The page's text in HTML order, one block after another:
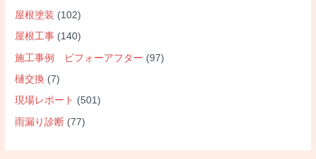
屋根塗装 (102)
屋根工事 (140)
施工事例 ビフォーアフター (97)
樋交換 (7)
現場レポート (501)
雨漏り診断 (77)